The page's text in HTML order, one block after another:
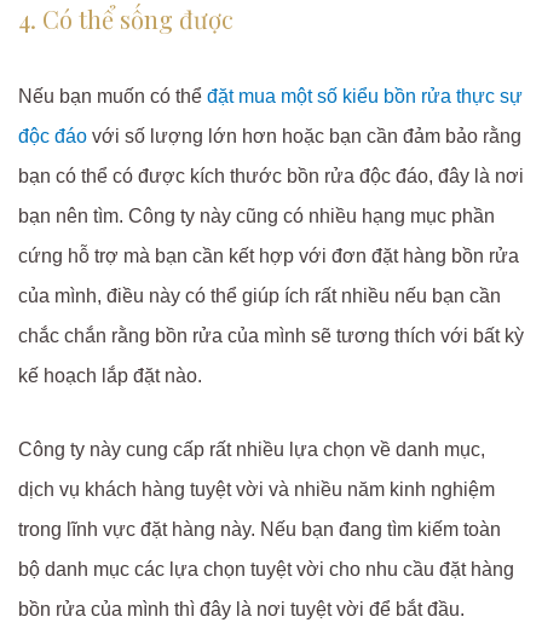
4. Có thể sống được
Nếu bạn muốn có thể đặt mua một số kiểu bồn rửa thực sự
độc đáovới số lượng lớn hơn hoặc bạn cần đảm bảo rằng
bạn có thể có được kích thước bồn rửa độc đáo, đây là nơi
bạn nên tìm. Công ty này cũng có nhiều hạng mục phần
cứng hỗ trợ mà bạn cần kết hợp với đơn đặt hàng bồn rửa
của mình, điều này có thể giúp ích rất nhiều nếu bạn cần
chắc chắn rằng bồn rửa của mình sẽ tương thích với bất kỳ
kế hoạch lắp đặt nào.
Công ty này cung cấp rất nhiều lựa chọn về danh mục,
dịch vụ khách hàng tuyệt vời và nhiều năm kinh nghiệm
trong lĩnh vực đặt hàng này. Nếu bạn đang tìm kiếm toàn
bộ danh mục các lựa chọn tuyệt vời cho nhu cầu đặt hàng
bồn rửa của mình thì đây là nơi tuyệt vời để bắt đầu.